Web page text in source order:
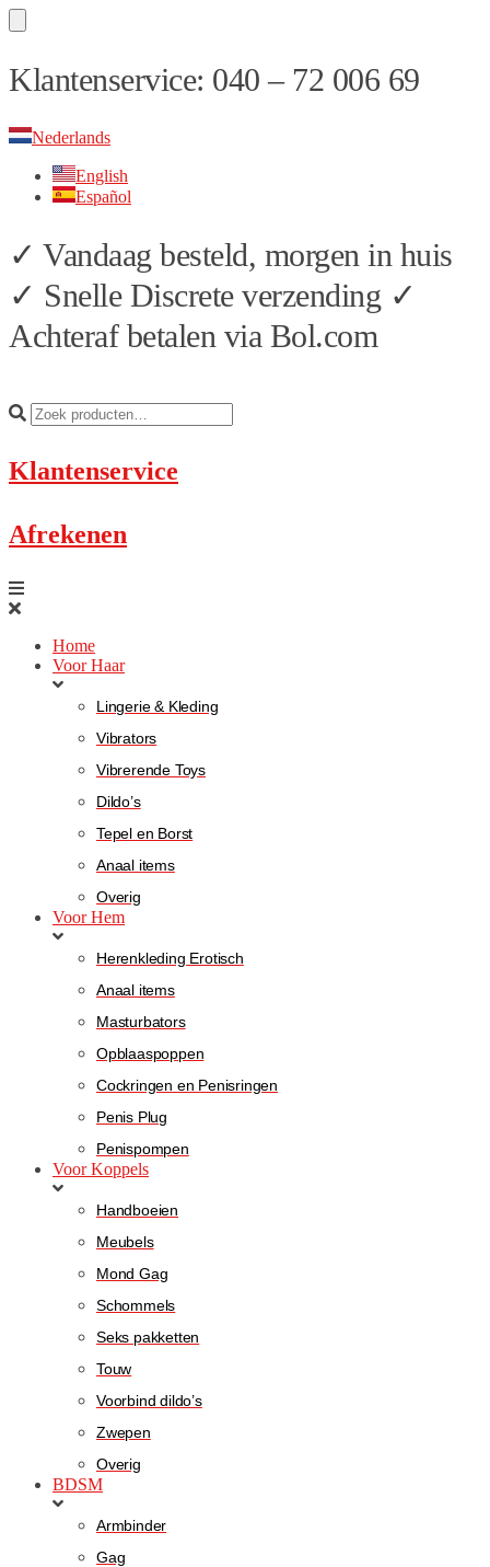
Skip
to
Skip
to
Klantenservice: 040 – 72 006 69
Nederlands
English
Español
✓ Vandaag besteld, morgen in huis
✓ Snelle Discrete verzending ✓
Achteraf betalen via Bol.com
Klantenservice
Afrekenen
Home
Voor Haar
Lingerie & Kleding
Vibrators
Vibrerende Toys
Dildo’s
Tepel en Borst
Anaal items
Overig
Voor Hem
Herenkleding Erotisch
Anaal items
Masturbators
Opblaaspoppen
Cockringen en Penisringen
Penis Plug
Penispompen
Voor Koppels
Handboeien
Meubels
Mond Gag
Schommels
Seks pakketten
Touw
Voorbind dildo’s
Zwepen
Overig
BDSM
Armbinder
Gag